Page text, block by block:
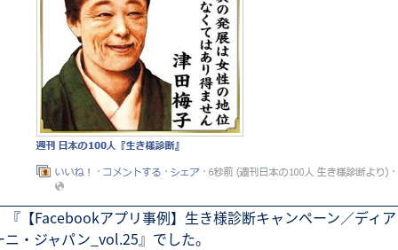
『【Facebookアプリ事例】生き様診断キャンペーン／ディ
ニ・ジャパン_vol.25』でした。